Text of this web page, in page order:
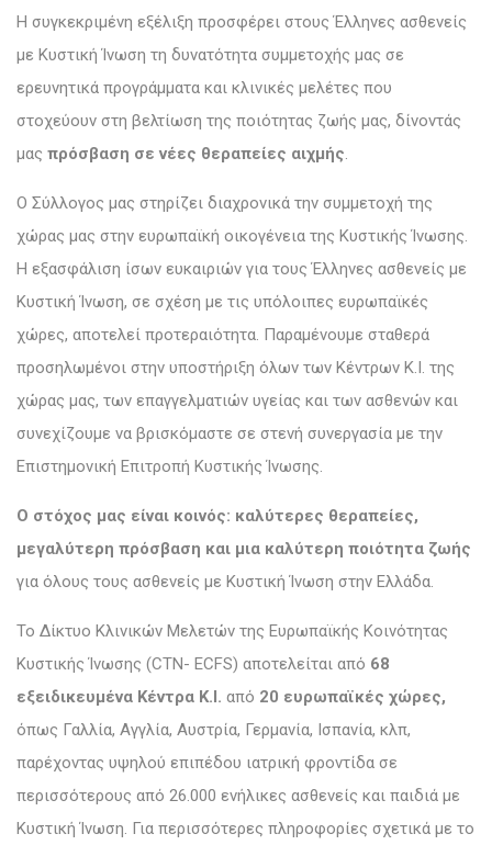
Η συγκεκριμένη εξέλιξη προσφέρει στους Έλληνες ασθενείς
με Κυστική Ίνωση τη δυνατότητα συμμετοχής μας σε
ερευνητικά προγράμματα και κλινικές μελέτες που
στοχεύουν στη βελτίωση της ποιότητας ζωής μας, δίνοντάς
μας πρόσβαση σε νέες θεραπείες αιχμής
Ο Σύλλογος μας στηρίζει διαχρονικά την συμμετοχή της
χώρας μας στην ευρωπαϊκή οικογένεια της Κυστικής Ίνωσης.
Η εξασφάλιση ίσων ευκαιριών για τους Έλληνες ασθενείς με
Κυστική Ίνωση, σε σχέση με τις υπόλοιπες ευρωπαϊκές
χώρες, αποτελεί προτεραιότητα. Παραμένουμε σταθερά
προσηλωμένοι στην υποστήριξη όλων των Κέντρων Κ.Ι. της
χώρας μας, των επαγγελματιών υγείας και των ασθενών και
συνεχίζουμε να βρισκόμαστε σε στενή συνεργασία με την
Επιστημονική Επιτροπή Κυστικής Ίνωσης.
Ο στόχος μας είναι κοινός: καλύτερες θεραπείες,
μεγαλύτερη πρόσβαση και μια καλύτερη ποιότητα ζωής
για όλους τους ασθενείς με Κυστική Ίνωση στην Ελλάδα.
Το Δίκτυο Κλινικών Μελετών της Ευρωπαϊκής Κοινότητας
Κυστικής Ίνωσης (CTN- ECFS) αποτελείται από 68
εξειδικευμένα Κέντρα Κ.Ι. από 20 ευρωπαϊκές χώρες,
όπως Γαλλία, Αγγλία, Αυστρία, Γερμανία, Ισπανία, κλπ,
παρέχοντας υψηλού επιπέδου ιατρική φροντίδα σε
περισσότερους από 26.000 ενήλικες ασθενείς και παιδιά με
Κυστική Ίνωση. Για περισσότερες πληροφορίες σχετικά με το